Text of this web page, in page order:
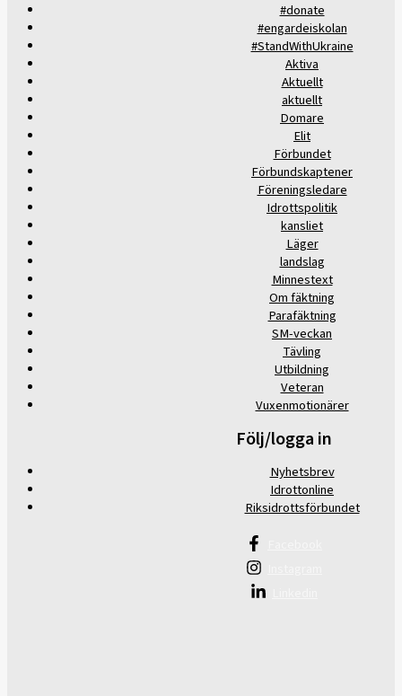
#donate
#engardeiskolan
#StandWithUkraine
Aktiva
Aktuellt
aktuellt
Domare
Elit
Förbundet
Förbundskaptener
Föreningsledare
Idrottspolitik
kansliet
Läger
landslag
Minnestext
Om fäktning
Parafäktning
SM-veckan
Tävling
Utbildning
Veteran
Vuxenmotionärer
Följ/logga in
Nyhetsbrev
Idrottonline
Riksidrottsförbundet